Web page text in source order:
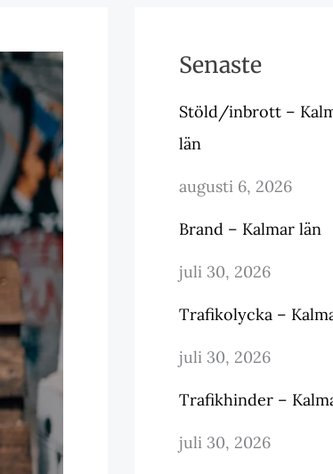
Senaste
Stöld/inbrott –
län
augusti 6, 2026
Brand – Kalmar län
juli 30, 2026
Trafikolycka –
juli 30, 2026
Trafikhinder –
juli 30, 2026